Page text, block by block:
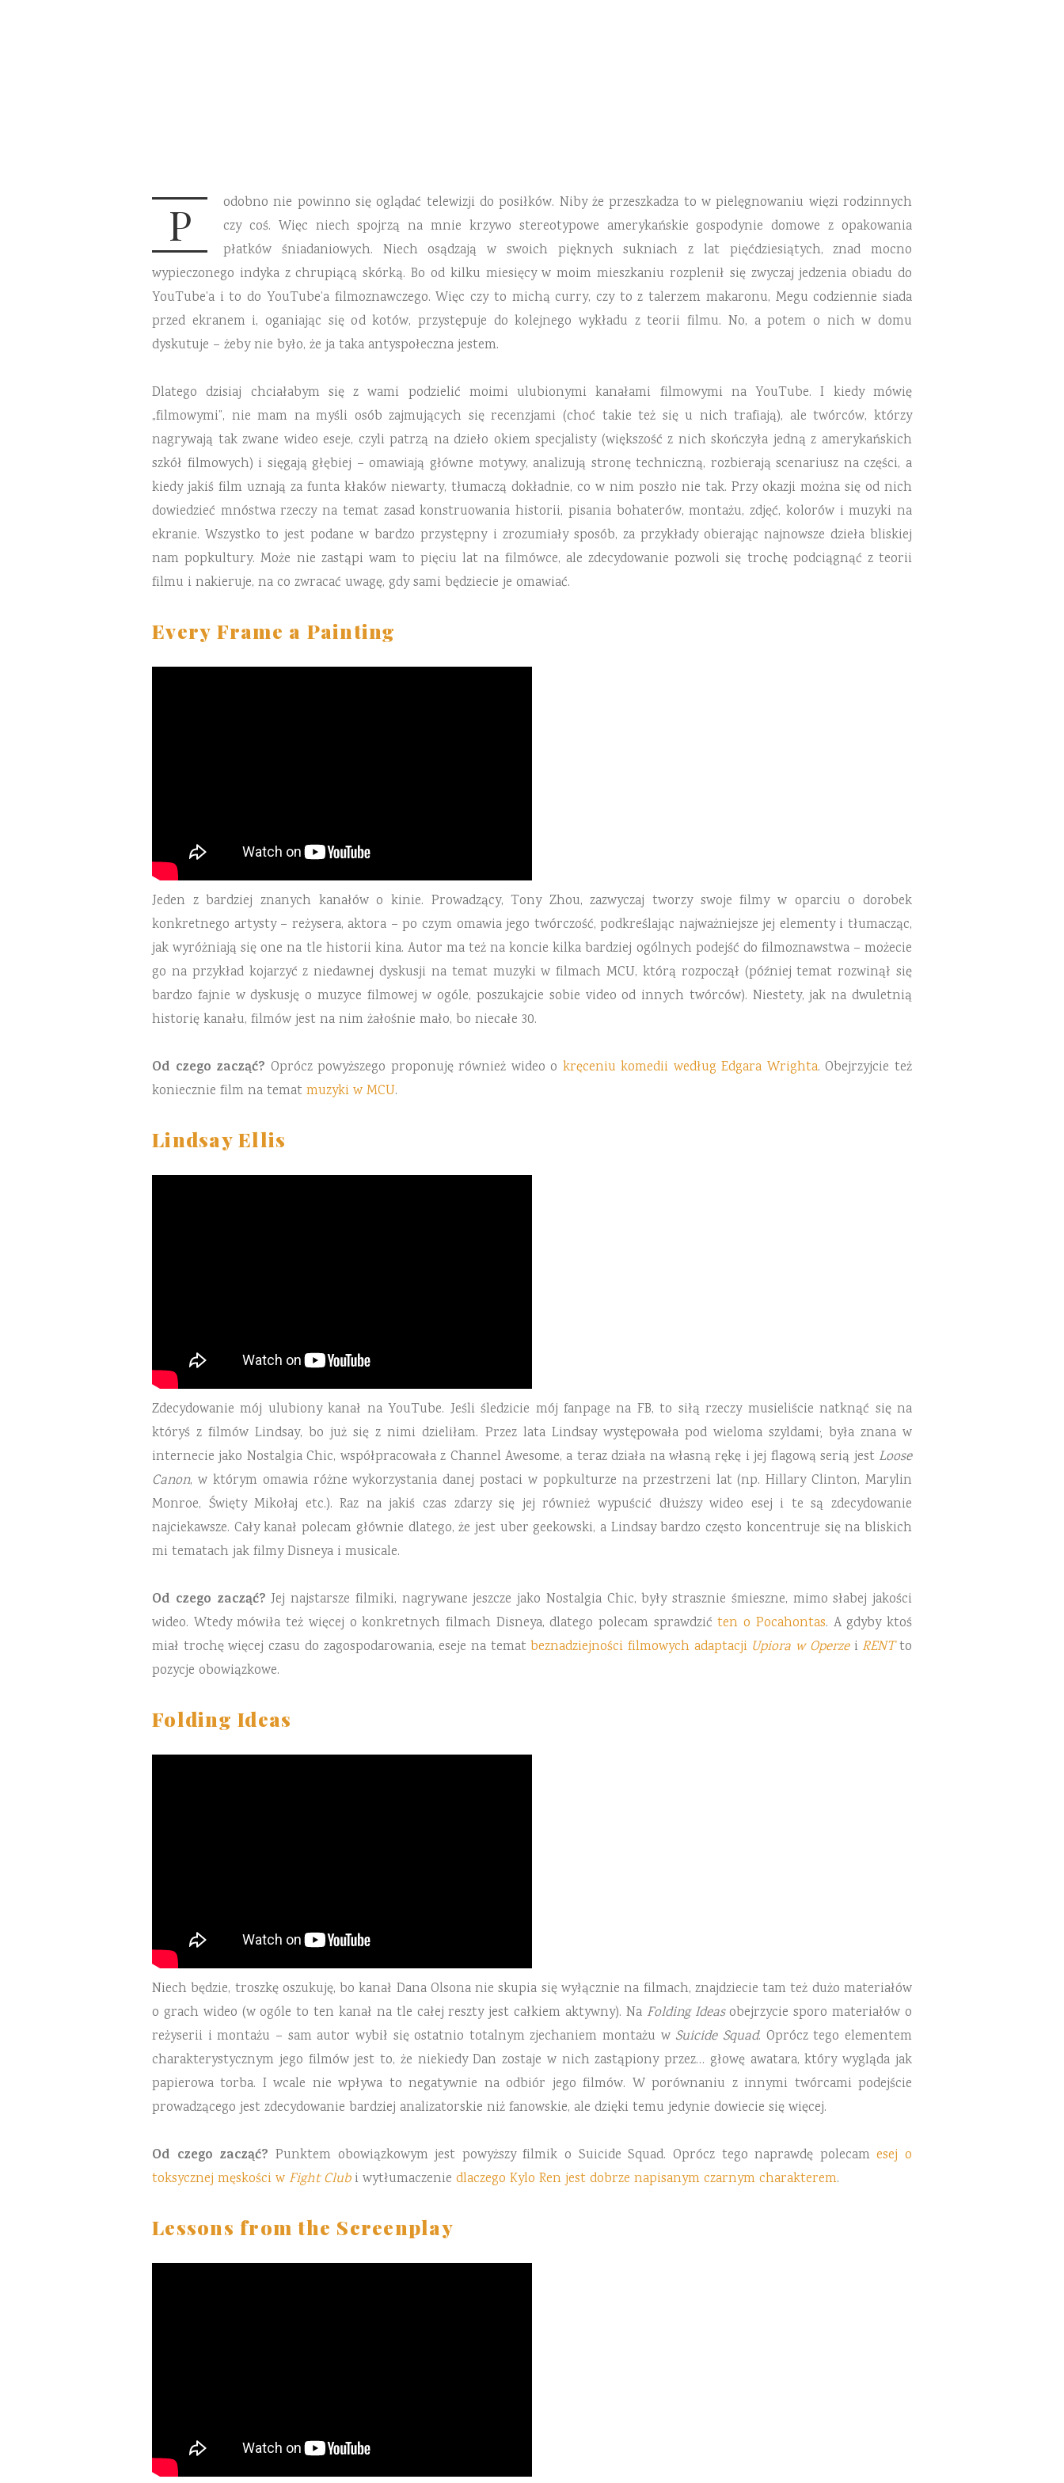
P
odobno nie powinno się oglądać telewizji do posiłków. Niby że przeszkadza to w pielęgnowaniu więzi rodzinnych
czy coś. Więc niech spojrzą na mnie krzywo stereotypowe amerykańskie gospodynie domowe z opakowania
płatków śniadaniowych. Niech osądzają w swoich pięknych sukniach z lat pięćdziesiątych, znad mocno
wypieczonego indyka z chrupiącą skórką. Bo od kilku miesięcy w moim mieszkaniu rozplenił się zwyczaj jedzenia obiadu do
YouTube’a i to do YouTube’a filmoznawczego. Więc czy to michą curry, czy to z talerzem makaronu, Megu codziennie siada
przed ekranem i, oganiając się od kotów, przystępuje do kolejnego wykładu z teorii filmu. No, a potem o nich w domu
dyskutuje – żeby nie było, że ja taka antyspołeczna jestem.
Dlatego dzisiaj chciałabym się z wami podzielić moimi ulubionymi kanałami filmowymi na YouTube. I kiedy mówię
„filmowymi”, nie mam na myśli osób zajmujących się recenzjami (choć takie też się u nich trafiają), ale twórców, którzy
nagrywają tak zwane wideo eseje, czyli patrzą na dzieło okiem specjalisty (większość z nich skończyła jedną z amerykańskich
szkół filmowych) i sięgają głębiej – omawiają główne motywy, analizują stronę techniczną, rozbierają scenariusz na części, a
kiedy jakiś film uznają za funta kłaków niewarty, tłumaczą dokładnie, co w nim poszło nie tak. Przy okazji można się od nich
dowiedzieć mnóstwa rzeczy na temat zasad konstruowania historii, pisania bohaterów, montażu, zdjęć, kolorów i muzyki na
ekranie. Wszystko to jest podane w bardzo przystępny i zrozumiały sposób, za przykłady obierając najnowsze dzieła bliskiej
nam popkultury. Może nie zastąpi wam to pięciu lat na filmówce, ale zdecydowanie pozwoli się trochę podciągnąć z teorii
filmu i nakieruje, na co zwracać uwagę, gdy sami będziecie je omawiać.
Every Frame a Painting
Jeden z bardziej znanych kanałów o kinie. Prowadzący, Tony Zhou, zazwyczaj tworzy swoje filmy w oparciu o dorobek
konkretnego artysty – reżysera, aktora – po czym omawia jego twórczość, podkreślając najważniejsze jej elementy i tłumacząc,
jak wyróżniają się one na tle historii kina. Autor ma też na koncie kilka bardziej ogólnych podejść do filmoznawstwa – możecie
go na przykład kojarzyć z niedawnej dyskusji na temat muzyki w filmach MCU, którą rozpoczął (później temat rozwinął się
bardzo fajnie w dyskusję o muzyce filmowej w ogóle, poszukajcie sobie video od innych twórców). Niestety, jak na dwuletnią
historię kanału, filmów jest na nim żałośnie mało, bo niecałe 30.
Od czego zacząć? Oprócz powyższego proponuję również wideo o kręceniu komedii według Edgara Wrighta. Obejrzyjcie też
koniecznie film na temat muzyki w MCU.
Lindsay Ellis
Zdecydowanie mój ulubiony kanał na YouTube. Jeśli śledzicie mój fanpage na FB, to siłą rzeczy musieliście natknąć się na
któryś z filmów Lindsay, bo już się z nimi dzieliłam. Przez lata Lindsay występowała pod wieloma szyldami; była znana w
internecie jako Nostalgia Chic, współpracowała z Channel Awesome, a teraz działa na własną rękę i jej flagową serią jest Loose
Canon, w którym omawia różne wykorzystania danej postaci w popkulturze na przestrzeni lat (np. Hillary Clinton, Marylin
Monroe, Święty Mikołaj etc.). Raz na jakiś czas zdarzy się jej również wypuścić dłuższy wideo esej i te są zdecydowanie
najciekawsze. Cały kanał polecam głównie dlatego, że jest uber geekowski, a Lindsay bardzo często koncentruje się na bliskich
mi tematach jak filmy Disneya i musicale.
Od czego zacząć? Jej najstarsze filmiki, nagrywane jeszcze jako Nostalgia Chic, były strasznie śmieszne, mimo słabej jakości
wideo. Wtedy mówiła też więcej o konkretnych filmach Disneya, dlatego polecam sprawdzićten o Pocahontas. A gdyby ktoś
miał trochę więcej czasu do zagospodarowania, eseje na tematbeznadziejności filmowych adaptacji Upiora w OperzeiRENTto
pozycje obowiązkowe.
Folding Ideas
Niech będzie, troszkę oszukuję, bo kanał Dana Olsona nie skupia się wyłącznie na filmach, znajdziecie tam też dużo materiałów
o grach wideo (w ogóle to ten kanał na tle całej reszty jest całkiem aktywny). Na Folding Ideasobejrzycie sporo materiałów o
reżyserii i montażu – sam autor wybił się ostatnio totalnym zjechaniem montażu w Suicide Squad. Oprócz tego elementem
charakterystycznym jego filmów jest to, że niekiedy Dan zostaje w nich zastąpiony przez… głowę awatara, który wygląda jak
papierowa torba. I wcale nie wpływa to negatywnie na odbiór jego filmów. W porównaniu z innymi twórcami podejście
prowadzącego jest zdecydowanie bardziej analizatorskie niż fanowskie, ale dzięki temu jedynie dowiecie się więcej.
Od czego zacząć? Punktem obowiązkowym jest powyższy filmik o Suicide Squad. Oprócz tego naprawdę polecamesej o
toksycznej męskości w Fight Clubi wytłumaczenie dlaczego Kylo Ren jest dobrze napisanym czarnym charakterem.
Lessons from the Screenplay